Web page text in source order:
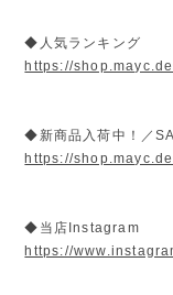
◆人気ランキング
https://
◆新商品入荷中！／
https://
◆当店Instagram
https://